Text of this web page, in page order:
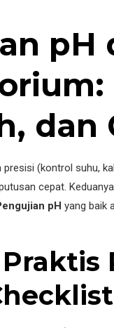
pH
dan
(kontrol suhu,
cepat.
pH yang baik